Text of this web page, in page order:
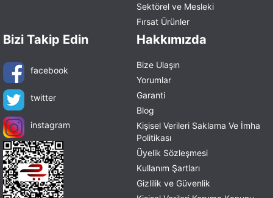
Sektörel ve Mesleki
Fırsat Ürünler
Bizi Takip Edin
facebook
twitter
instagram
Hakkımızda
Bize Ulaşın
Yorumlar
Garanti
Blog
Kişisel Verileri Saklama Ve İmha
Politikası
Üyelik Sözleşmesi
Kullanım Şartları
Gizlilik ve Güvenlik